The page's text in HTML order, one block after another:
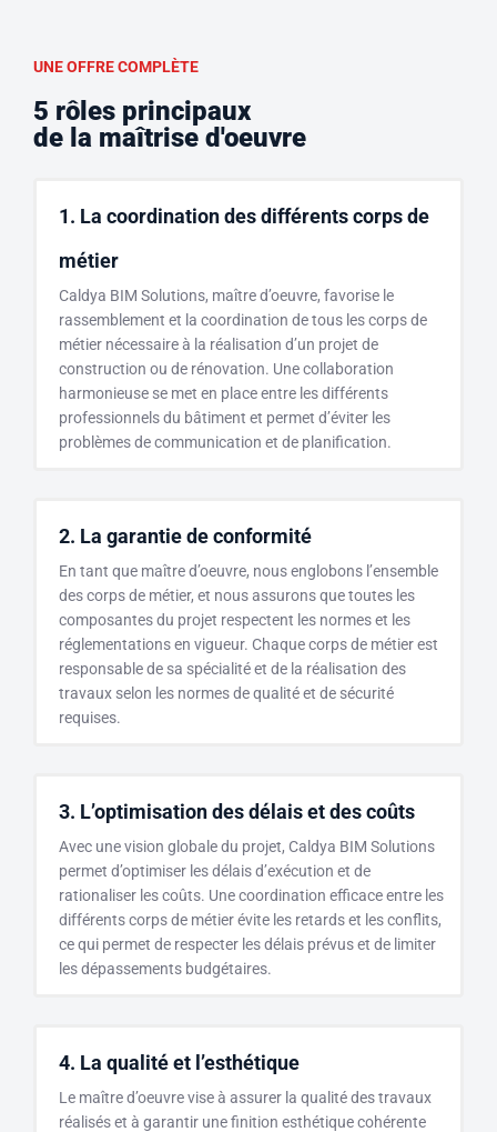
UNE OFFRE COMPLÈTE
5 rôles principaux
de la maîtrise d'oeuvre
1. La coordination des différents corps de
métier
Caldya BIM Solutions, maître d’oeuvre, favorise le
rassemblement et la coordination de tous les corps de
métier nécessaire à la réalisation d’un projet de
construction ou de rénovation. Une collaboration
harmonieuse se met en place entre les différents
professionnels du bâtiment et permet d’éviter les
problèmes de communication et de planification.
2. La garantie de conformité
En tant que maître d’oeuvre, nous englobons l’ensemble
des corps de métier, et nous assurons que toutes les
composantes du projet respectent les normes et les
réglementations en vigueur. Chaque corps de métier est
responsable de sa spécialité et de la réalisation des
travaux selon les normes de qualité et de sécurité
requises.
3. L’optimisation des délais et des coûts
Avec une vision globale du projet, Caldya BIM Solutions
permet d’optimiser les délais d’exécution et de
rationaliser les coûts. Une coordination efficace entre les
différents corps de métier évite les retards et les conflits,
ce qui permet de respecter les délais prévus et de limiter
les dépassements budgétaires.
4. La qualité et l’esthétique
Le maître d’oeuvre vise à assurer la qualité des travaux
réalisés et à garantir une finition esthétique cohérente